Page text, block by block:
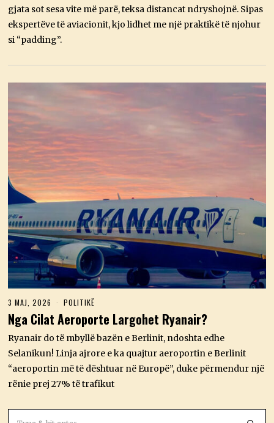
2
6
gjata sot sesa vite më parë, teksa distancat ndryshojnë. Sipas
ekspertëve të aviacionit, kjo lidhet me një praktikë të njohur
si “padding”.
3 MAJ, 2026
A
,
2
2
6
POLITIKË
Nga Cilat Aeroporte Largohet Ryanair?
Ryanair do të mbyllë bazën e Berlinit, ndoshta edhe
Selanikun! Linja ajrore e ka quajtur aeroportin e Berlinit
“aeroportin më të dështuar në Europë”, duke përmendur një
rënie prej 27% të trafikut